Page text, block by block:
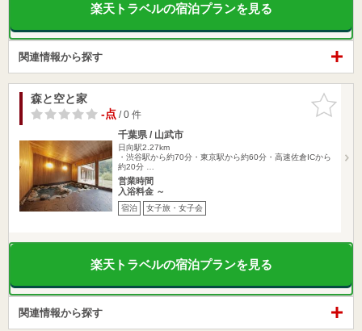
楽天トラベルの宿泊プランを見る
関連情報から探す
お気に入
りに追加
森と空と家
-点/ 0 件
千葉県 / 山武市
日向駅2.27km
・渋谷駅から約70分・東京駅から約60分・高速佐倉ICから
約20分 …
営業時間
入浴料金 ～
宿泊 女子旅・女子会
楽天トラベルの宿泊プランを見る
関連情報から探す